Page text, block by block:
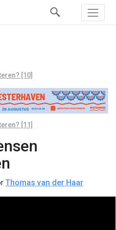
[10]
[11]
Thomas van der Haar